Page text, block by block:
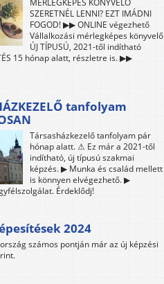
MÉRLEGKÉPES KÖNYVELŐ
SZERETNÉL LENNI? EZT IMÁDNI
FOGOD! ▶▶ ONLINE végezhető
Vállalkozási mérlegképes könyvelő
ÚJ TÍPUSÚ, 2021-től indítható
15 hónap alatt, részletre is. ▶▶
tanfolyam
Társasházkezelő tanfolyam pár
hónap alatt. ⚠ Ez már a 2021-től
indítható, új típusú szakmai
képzés. ▶ Munka és család mellett
is könnyen elvégezhető. ▶
Érdeklődj!
2024
számos pontján már az új képzési